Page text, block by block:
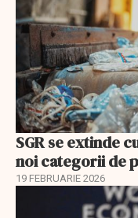
SGR se extinde
noi categorii de
19 FEBRUARIE 2026